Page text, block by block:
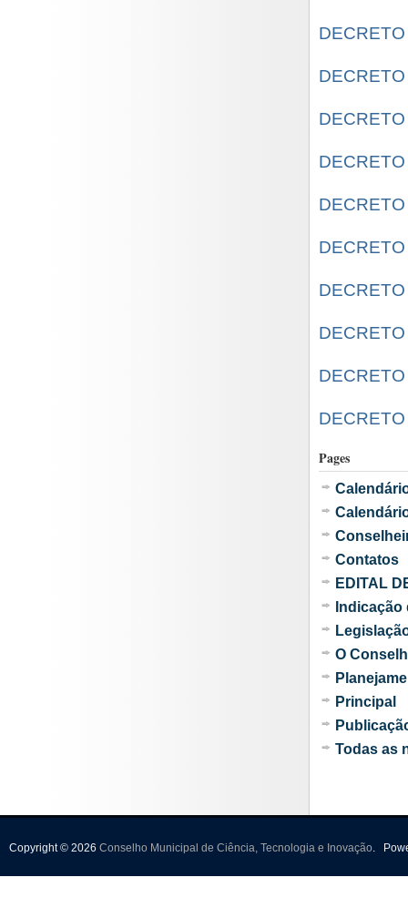
Pages
Contatos
EDITAL
Indicação
O
Principal
Todas as
Copyright © 2026 Conselho Municipal de Ciência, Tecnologia e Inovação.